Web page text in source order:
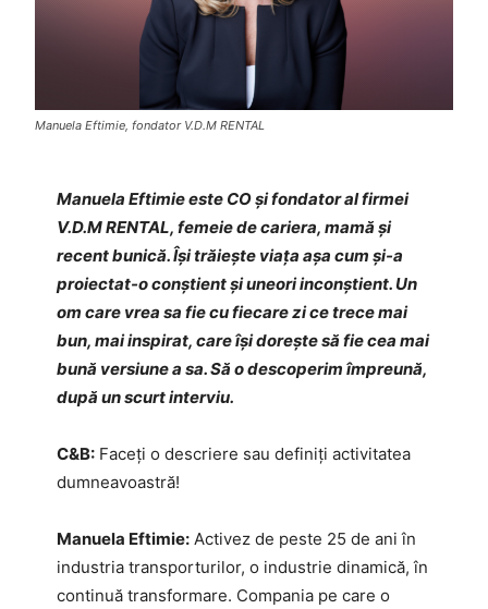
Manuela Eftimie, fondator V.D.M RENTAL
Manuela Eftimie este CO și fondator al firmei
V.D.M RENTAL, femeie de cariera, mamă și
recent bunică. Își trăiește viața așa cum și-a
proiectat-o conștient și uneori inconștient. Un
om care vrea sa fie cu fiecare zi ce trece mai
bun, mai inspirat, care își dorește să fie cea mai
bună versiune a sa. Să o descoperim împreună,
după un scurt interviu.
C&B: Faceți o descriere sau definiți activitatea
dumneavoastră!
Manuela Eftimie: Activez de peste 25 de ani în
industria transporturilor, o industrie dinamică, în
continuă transformare. Compania pe care o